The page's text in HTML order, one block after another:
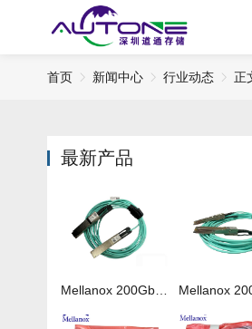
首页 新闻中心 行业动态 正
最新产品